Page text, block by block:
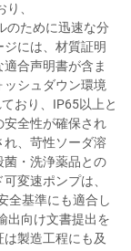
、
のために迅速な分
には、材質証明
合声明書が含ま
シュダウン環境
おり、IP65以上と
安全性が確保され
、苛性ソーダ溶
菌・洗浄薬品との
変速ポンプは、
全基準にも適合し
出向け文書提出を
製造工程にも及